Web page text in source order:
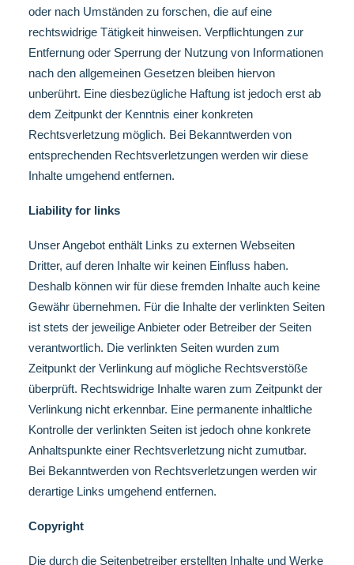
oder nach Umständen zu forschen, die auf eine
rechtswidrige Tätigkeit hinweisen. Verpflichtungen zur
Entfernung oder Sperrung der Nutzung von Informationen
nach den allgemeinen Gesetzen bleiben hiervon
unberührt. Eine diesbezügliche Haftung ist jedoch erst ab
dem Zeitpunkt der Kenntnis einer konkreten
Rechtsverletzung möglich. Bei Bekanntwerden von
entsprechenden Rechtsverletzungen werden wir diese
Inhalte umgehend entfernen.
Liability for links
Unser Angebot enthält Links zu externen Webseiten
Dritter, auf deren Inhalte wir keinen Einfluss haben.
Deshalb können wir für diese fremden Inhalte auch keine
Gewähr übernehmen. Für die Inhalte der verlinkten Seiten
ist stets der jeweilige Anbieter oder Betreiber der Seiten
verantwortlich. Die verlinkten Seiten wurden zum
Zeitpunkt der Verlinkung auf mögliche Rechtsverstöße
überprüft. Rechtswidrige Inhalte waren zum Zeitpunkt der
Verlinkung nicht erkennbar. Eine permanente inhaltliche
Kontrolle der verlinkten Seiten ist jedoch ohne konkrete
Anhaltspunkte einer Rechtsverletzung nicht zumutbar.
Bei Bekanntwerden von Rechtsverletzungen werden wir
derartige Links umgehend entfernen.
Copyright
Die durch die Seitenbetreiber erstellten Inhalte und Werke